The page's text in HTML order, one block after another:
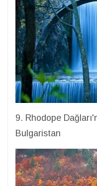
9. Rhodope
Bulgaristan